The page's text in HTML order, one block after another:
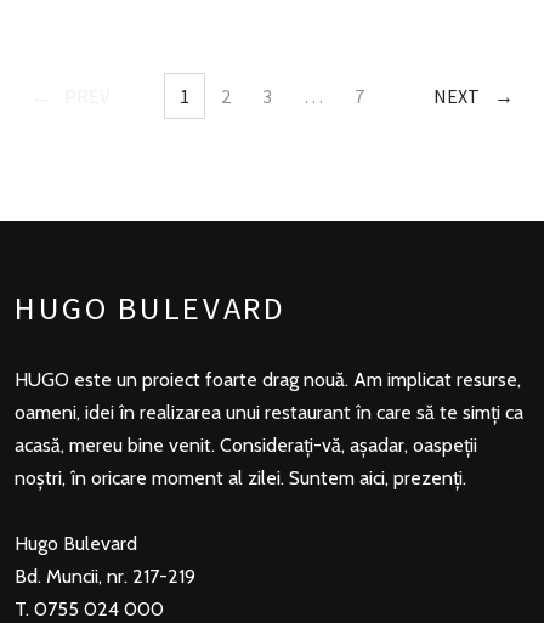
1 2 3 … 7 NEXT
HUGO BULEVARD
HUGO este un proiect foarte drag nouă. Am implicat resurse,
oameni, idei în realizarea unui restaurant în care să te simți ca
acasă, mereu bine venit. Considerați-vă, așadar, oaspeții
noștri, în oricare moment al zilei. Suntem aici, prezenți.
Hugo Bulevard
Bd. Muncii, nr. 217-219
T. 0755 024 000